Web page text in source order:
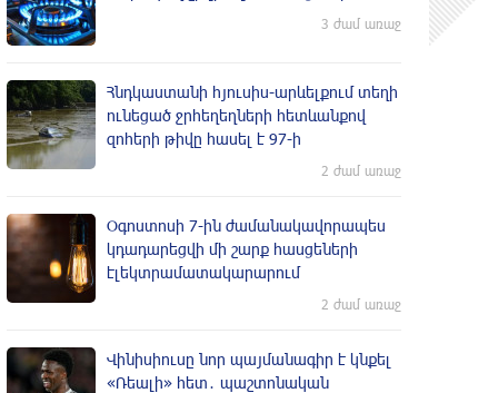
3 ժամ առաջ
Հնդկաստանի հյուսիս-արևելքում տեղի
ունեցած ջրհեղեղների հետևանքով
զոհերի թիվը հասել է 97-ի
2 ժամ առաջ
Օգոստոսի 7-ին ժամանակավորապես
կդադարեցվի մի շարք հասցեների
էլեկտրամատակարարում
2 ժամ առաջ
Վինիսիուսը նոր պայմանագիր է կնքել
«Ռեալի» հետ․ պաշտոնական